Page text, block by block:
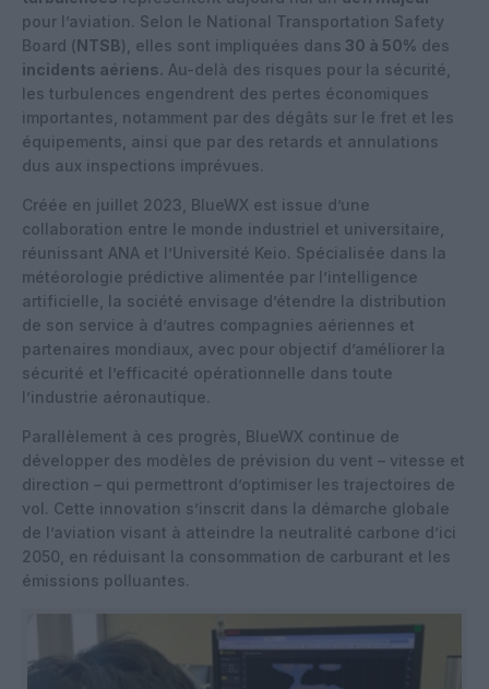
pour l’aviation. Selon le National Transportation Safety
Board (NTSB), elles sont impliquées dans 30 à 50% des
incidents aériens. Au-delà des risques pour la sécurité,
les turbulences engendrent des pertes économiques
importantes, notamment par des dégâts sur le fret et les
équipements, ainsi que par des retards et annulations
dus aux inspections imprévues.
Créée en juillet 2023, BlueWX est issue d’une
collaboration entre le monde industriel et universitaire,
réunissant ANA et l’Université Keio. Spécialisée dans la
météorologie prédictive alimentée par l’intelligence
artificielle, la société envisage d’étendre la distribution
de son service à d’autres compagnies aériennes et
partenaires mondiaux, avec pour objectif d’améliorer la
sécurité et l’efficacité opérationnelle dans toute
l’industrie aéronautique.
Parallèlement à ces progrès, BlueWX continue de
développer des modèles de prévision du vent – vitesse et
direction – qui permettront d’optimiser les trajectoires de
vol. Cette innovation s’inscrit dans la démarche globale
de l’aviation visant à atteindre la neutralité carbone d’ici
2050, en réduisant la consommation de carburant et les
émissions polluantes.